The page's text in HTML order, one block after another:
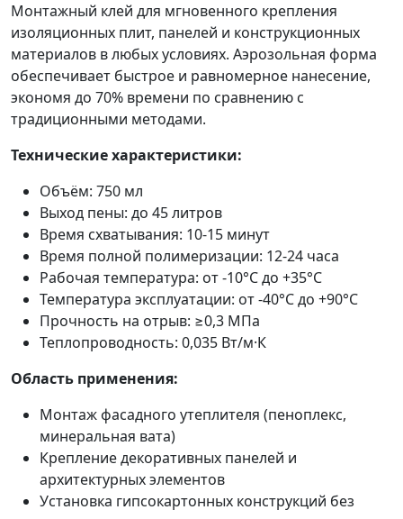
Монтажный клей для мгновенного крепления
изоляционных плит, панелей и конструкционных
материалов в любых условиях. Аэрозольная форма
обеспечивает быстрое и равномерное нанесение,
экономя до 70% времени по сравнению с
традиционными методами.
Технические характеристики:
Объём: 750 мл
Выход пены: до 45 литров
Время схватывания: 10-15 минут
Время полной полимеризации: 12-24 часа
Рабочая температура: от -10°C до +35°C
Температура эксплуатации: от -40°C до +90°C
Прочность на отрыв: ≥0,3 МПа
Теплопроводность: 0,035 Вт/м·К
Область применения:
Монтаж фасадного утеплителя (пеноплекс,
минеральная вата)
Крепление декоративных панелей и
архитектурных элементов
Установка гипсокартонных конструкций без